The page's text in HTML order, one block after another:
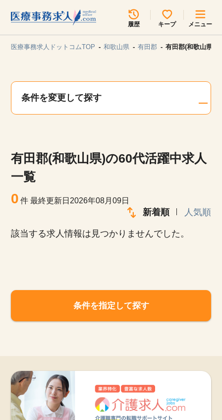
履歴 キープ メニュー
見学会・イベント情報
サイトの使い方
就職サポート
医療事務求人ドットコムTOP 和歌山県 有田郡 有田郡(和歌山県)
条件を変更して探す
有田郡(和歌山県)の60代活躍中求人
一覧
0 件最終更新日2026年08月09日
新着順 人気順
該当する求人情報は見つかりませんでした。
条件を指定して探す
所在地のエリアを選択してください
各支店担当よりご連絡させていただきます。
関東
甲信越・北陸 中国・四国
九州・沖縄